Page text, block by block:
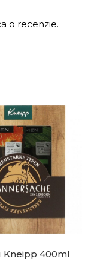
o recenzie.
Kneipp 400ml